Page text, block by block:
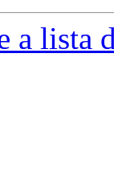
a lista